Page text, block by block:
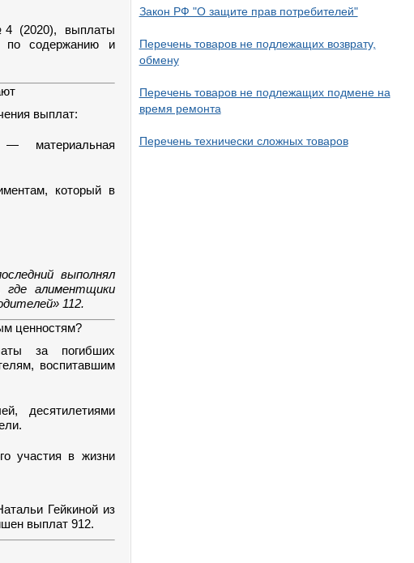
(2020), выплаты
по содержанию и
выплат:
— материальная
который в
выполнял
где алиментщики
112.
ценностям?
за погибших
воспитавшим
десятилетиями
участия в жизни
Гейкиной из
выплат 912.
Закон РФ "О защите прав потребителей"
Перечень товаров не подлежащих возврату,
обмену
Перечень товаров не подлежащих подмене на
время ремонта
Перечень технически сложных товаров